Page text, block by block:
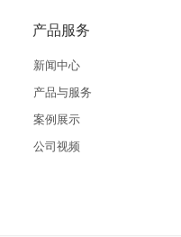
产品服务
新闻中心
产品与服务
案例展示
公司视频